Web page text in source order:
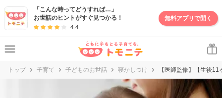
「こんな時ってどうすれば…」
お世話のヒントがすぐ見つかる！
4.4
無料アプリで開く
トップ 子育て 子どものお世話 寝かしつけ 【医師監修】【生後
妊娠・出産・子育て情報サイト | トモニテ